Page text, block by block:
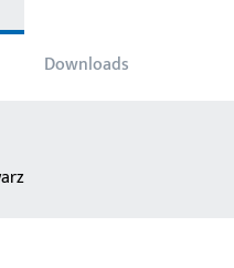
Downloads